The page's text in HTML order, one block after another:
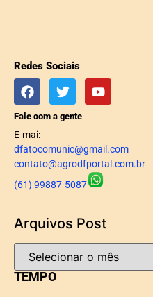
Redes Sociais
Fale com a gente
E-mai:
dfatocomunic@gmail.com
contato@agrodfportal.com.br
(61) 99887-5087
Arquivos Post
TEMPO